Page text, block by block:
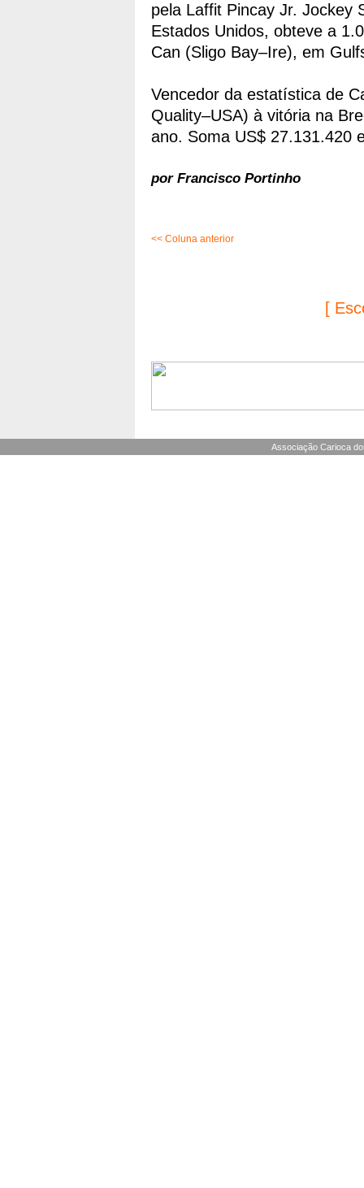
pela Laffit Pincay Jr. Jockey
Estados Unidos, obteve a
Can (Sligo Bay–Ire), em
Vencedor da estatística de
Quality–USA) à vitória na
ano. Soma US$ 27.131.420
por Francisco Portinho
<< Coluna anterior
[
Associação Carioca